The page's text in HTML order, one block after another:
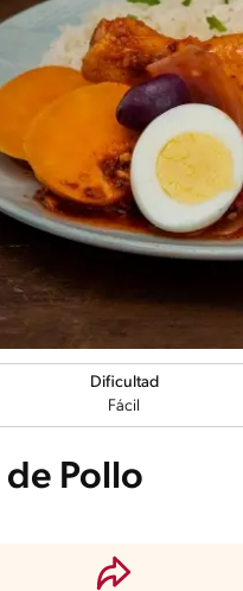
Dificultad
Fácil
de Pollo